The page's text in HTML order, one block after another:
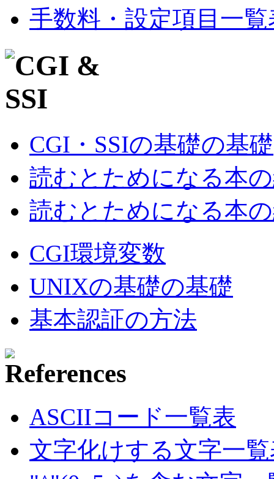
手数料・設定項目一覧
CGI・SSIの基礎の基礎
読むとためになる本
読むとためになる本
CGI環境変数
UNIXの基礎の基礎
基本認証の方法
ASCIIコード一覧表
文字化けする文字一